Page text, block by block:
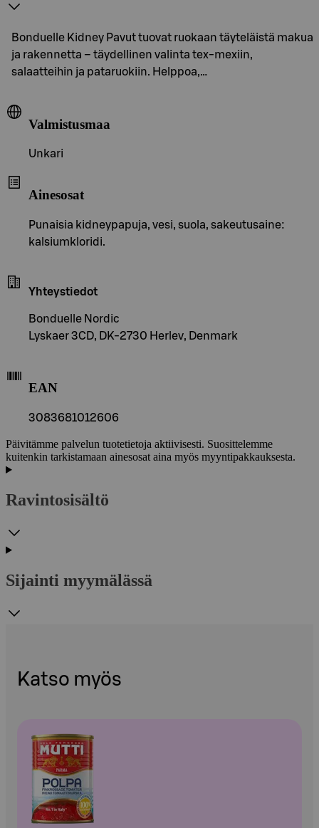
Bonduelle Kidney Pavut tuovat ruokaan täyteläistä makua
ja rakennetta – täydellinen valinta tex-mexiin,
salaatteihin ja pataruokiin. Helppoa,…
Valmistusmaa
Unkari
Ainesosat
Punaisia kidneypapuja, vesi, suola, sakeutusaine:
kalsiumkloridi.
Yhteystiedot
Bonduelle Nordic
Lyskaer 3CD, DK-2730 Herlev, Denmark
EAN
3083681012606
Päivitämme palvelun tuotetietoja aktiivisesti. Suosittelemme
kuitenkin tarkistamaan ainesosat aina myös myyntipakkauksesta.
Ravintosisältö
Sijainti myymälässä
Katso myös